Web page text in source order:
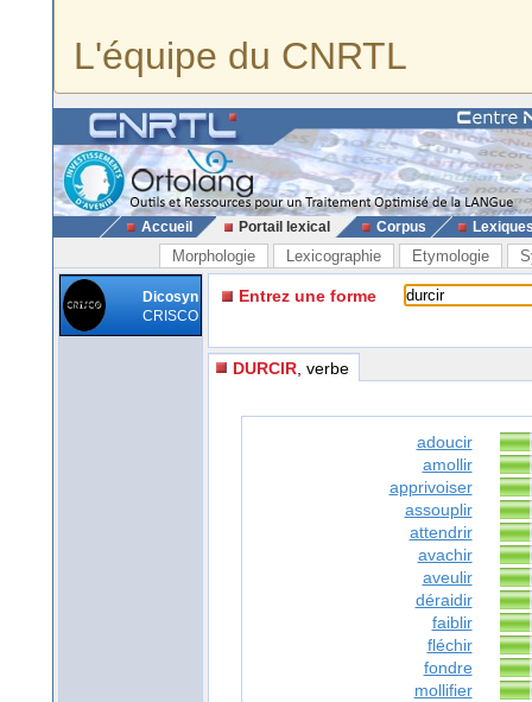
L'équipe du CNRTL
Accueil Portail lexical Corpus
Morphologie Lexicographie Etymologie
Dicosyn
CRISCO
Entrez une forme
DURCIR , verbe
adoucir
amollir
apprivoiser
assouplir
attendrir
avachir
aveulir
déraidir
faiblir
fléchir
fondre
mollifier